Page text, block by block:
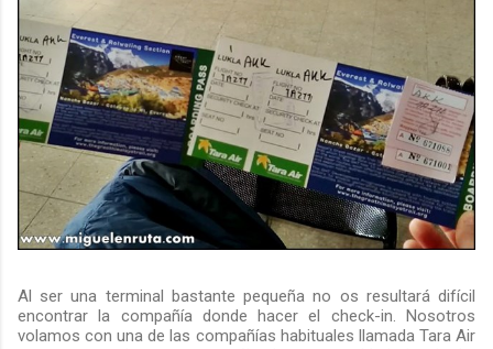
Al ser una terminal bastante pequeña no os resultará difícil
encontrar la compañía donde hacer el check-in. Nosotros
volamos con una de las compañías habituales llamada Tara Air